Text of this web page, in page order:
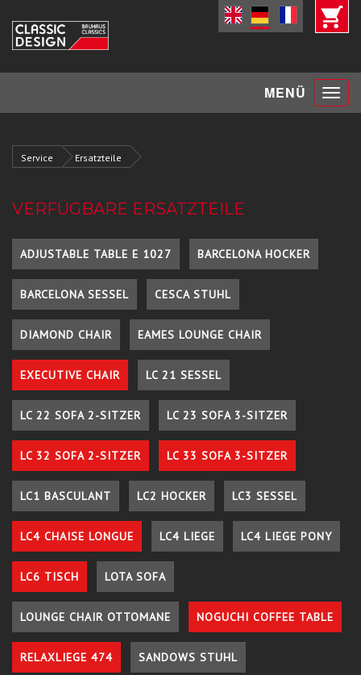
MENÜ Toggle
Service Ersatzteile
VERFÜGBARE ERSATZTEILE
ADJUSTABLE TABLE E 1027 BARCELONA HOCKER
BARCELONA SESSEL CESCA STUHL
DIAMOND CHAIR EAMES LOUNGE CHAIR
EXECUTIVE CHAIR LC 21 SESSEL
LC 22 SOFA 2-SITZER LC 23 SOFA 3-SITZER
LC 32 SOFA 2-SITZER LC 33 SOFA 3-SITZER
LC1 BASCULANT LC2 HOCKER LC3 SESSEL
LC4 CHAISE LONGUE LC4 LIEGE LC4 LIEGE PONY
LC6 TISCH LOTA SOFA
LOUNGE CHAIR OTTOMANE NOGUCHI COFFEE TABLE
RELAXLIEGE 474 SANDOWS STUHL